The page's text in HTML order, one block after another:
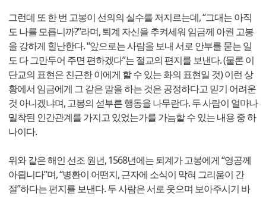
그런데 또 한 번 고봉이 선의의 실수를 저지르는데, “그대는 아직
도 나를 모릅니까?”라며, 퇴계 자신을 추켜세워 임금께 아뢴 고봉
을 강하게 힐난한다. “앞으로는 사람을 보내 서로 안부를 묻는 일
도 다 그만두어 주면 편하겠다”는 절교의 편지를 보낸다. (물론 이
단교의 표현은 친근한 이에게 할 수 있는 화의 표현일 것) 이런 상
황에서 임금에게 그 같은 말을 하는 것은 공정하다고 믿기 어려운
것 아니겠냐며, 고봉의 섣부른 행동을 나무란다. 두 사람이 얼마나
밀착된 인간관계를 가지고 있었는가를 가늠할 수 있는 내용 중 하
나이다.
위와 같은 해인 선조 원년, 1568년에는 퇴계가 고봉에게 “영공께
아룁니다”며, “병환이 어떤지, 근자에 소식이 막혀 그리움이 간
절”하다는 편지를 보낸다. 두 사람은 서로 웃으며 보아주시기 바